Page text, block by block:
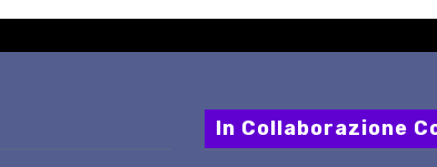
In Collaborazione